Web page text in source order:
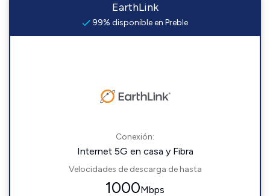
EarthLink
99% disponible en Preble
Conexión:
Internet 5G en casa y Fibra
Velocidades de descarga de hasta
1000Mbps